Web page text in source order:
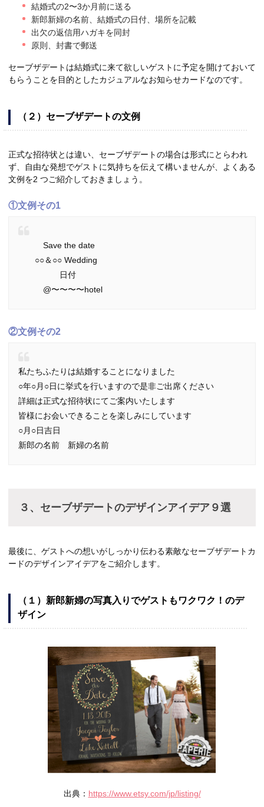
結婚式の2〜3か月前に送る
新郎新婦の名前、結婚式の日付、場所を記載
出欠の返信用ハガキを同封
原則、封書で郵送
セーブザデートは結婚式に来て欲しいゲストに予定を開けておいて
もらうことを目的としたカジュアルなお知らせカードなのです。
（２）セーブザデートの文例
正式な招待状とは違い、セーブザデートの場合は形式にとらわれ
ず、自由な発想でゲストに気持ちを伝えて構いませんが、よくある
文例を2 つご紹介しておきましょう。
①文例その1
Save the date
○○＆○○ Wedding
日付
@〜〜〜〜hotel
②文例その2
私たちふたりは結婚することになりました
○年○月○日に挙式を行いますので是非ご出席ください
詳細は正式な招待状にてご案内いたします
皆様にお会いできることを楽しみにしています
○月○日吉日
新郎の名前 新婦の名前
３、セーブザデートのデザインアイデア９選
最後に、ゲストへの想いがしっかり伝わる素敵なセーブザデートカ
ードのデザインアイデアをご紹介します。
（１）新郎新婦の写真入りでゲストもワクワク！のデ
ザイン
出典： https://www.etsy.com/jp/listing/